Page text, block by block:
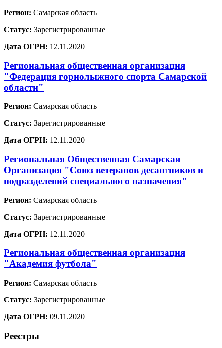
Регион: Самарская область
Статус: Зарегистрированные
Дата ОГРН: 12.11.2020
Региональная общественная организация
"Федерация горнолыжного спорта Самарской
области"
Регион: Самарская область
Статус: Зарегистрированные
Дата ОГРН: 12.11.2020
Региональная Общественная Самарская
Организация "Союз ветеранов десантников и
подразделений специального назначения"
Регион: Самарская область
Статус: Зарегистрированные
Дата ОГРН: 12.11.2020
Региональная общественная организация
"Академия футбола"
Регион: Самарская область
Статус: Зарегистрированные
Дата ОГРН: 09.11.2020
Реестры